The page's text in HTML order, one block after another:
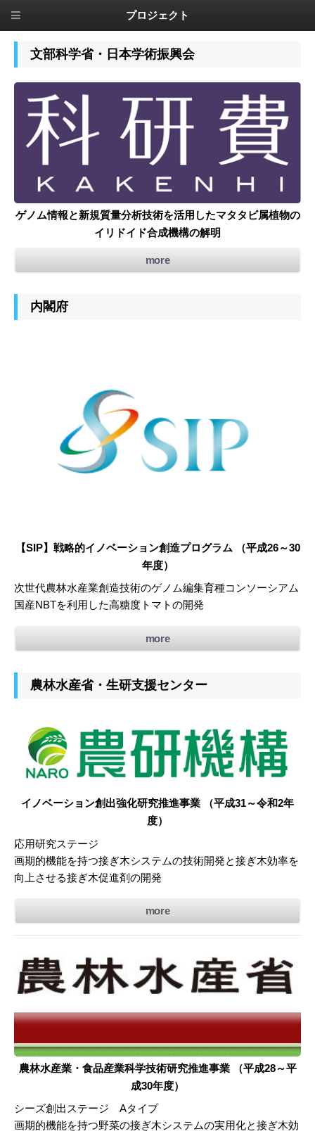
文部科学省・日本学術振興会
ゲノム情報と新規質量分析技術を活用したマタタビ属植物の
イリドイド合成機構の解明
more
内閣府
【SIP】戦略的イノベーション創造プログラム （平成26～30
年度）
次世代農林水産業創造技術のゲノム編集育種コンソーシアム
国産NBTを利用した高糖度トマトの開発
more
農林水産省・生研支援センター
イノベーション創出強化研究推進事業 （平成31～令和2年
度）
応用研究ステージ
画期的機能を持つ接ぎ木システムの技術開発と接ぎ木効率を
向上させる接ぎ木促進剤の開発
more
農林水産業・食品産業科学技術研究推進事業 （平成28～平
成30年度）
シーズ創出ステージ Aタイプ
画期的機能を持つ野菜の接ぎ木システムの実用化と接ぎ木効
プロジェクト